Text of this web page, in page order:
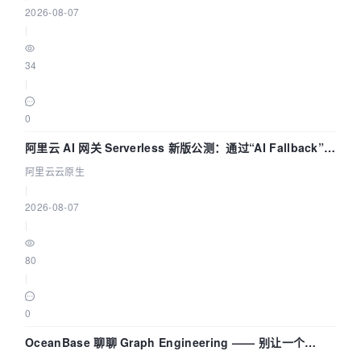
2026-08-07
34
0
阿里云 AI 网关 Serverless 新版公测：通过“AI Fallback”与
拓扑可视化构建 AI 流量治理底座
阿里云云原生
2026-08-07
80
0
OceanBase 聊聊 Graph Engineering —— 别让一个